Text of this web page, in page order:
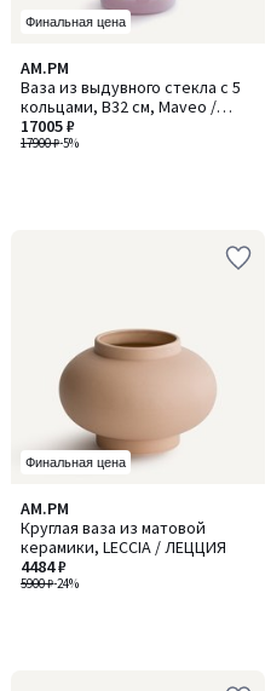
Финальная цена
AM.PM
Ваза из выдувного стекла с 5
кольцами, В32 см, Maveo /
Мавео
17900 ₽-5%
17005 ₽
Финальная цена
AM.PM
Круглая ваза из матовой
керамики, LECCIA / ЛЕЦЦИЯ
5900 ₽-24%
4484 ₽